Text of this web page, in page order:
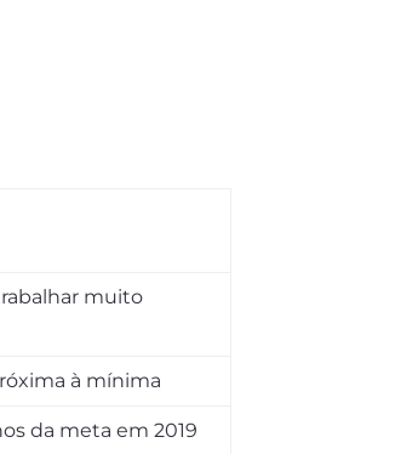
muito
à mínima
da meta em 2019